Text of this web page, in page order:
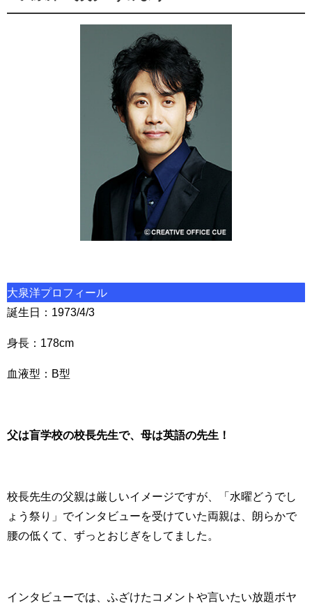
大泉洋プロフィール
誕生日：1973/4/3
身長：178cm
血液型：B型
父は盲学校の校長先生で、母は英語の先生！
校長先生の父親は厳しいイメージですが、「水曜どうでし
ょう祭り」でインタビューを受けていた両親は、朗らかで
腰の低くて、ずっとおじぎをしてました。
インタビューでは、ふざけたコメントや言いたい放題ボヤ